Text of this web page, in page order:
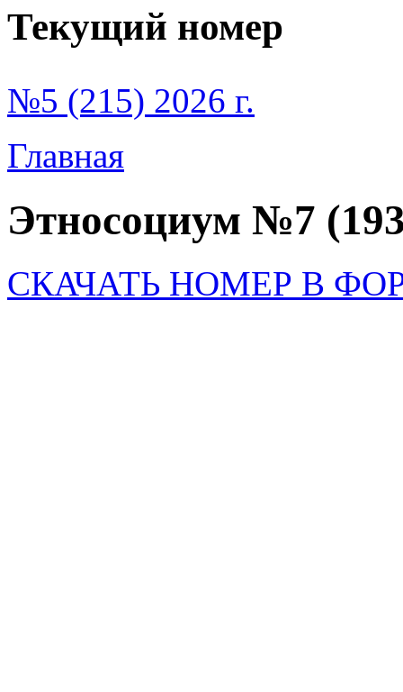
Текущий номер
№5 (215) 2026 г.
Главная
Этносоциум №7
СКАЧАТЬ НОМЕР В